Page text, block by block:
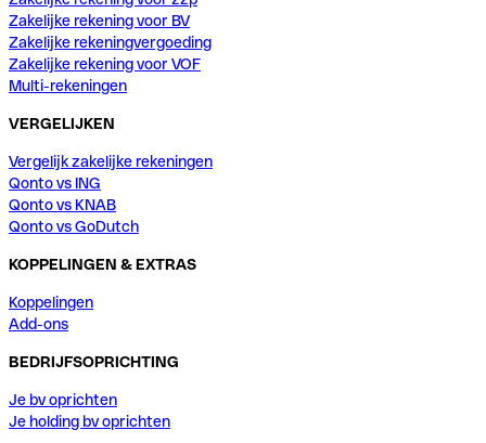
Zakelijke rekening voor BV
Zakelijke rekeningvergoeding
Zakelijke rekening voor VOF
Multi-rekeningen
VERGELIJKEN
Vergelijk zakelijke rekeningen
Qonto vs ING
Qonto vs KNAB
Qonto vs GoDutch
KOPPELINGEN & EXTRAS
Koppelingen
Add-ons
BEDRIJFSOPRICHTING
Je bv oprichten
Je holding bv oprichten